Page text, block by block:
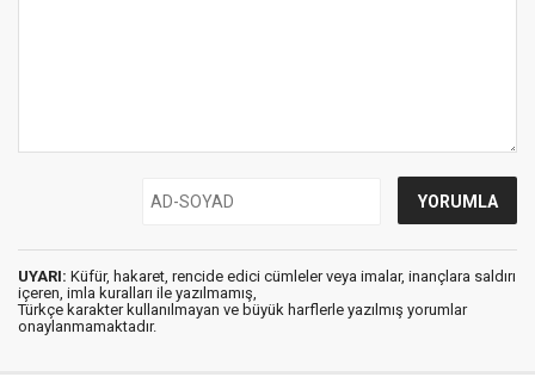
UYARI: Küfür, hakaret, rencide edici cümleler veya imalar, inançlara saldırı
içeren, imla kuralları ile yazılmamış,
Türkçe karakter kullanılmayan ve büyük harflerle yazılmış yorumlar
onaylanmamaktadır.